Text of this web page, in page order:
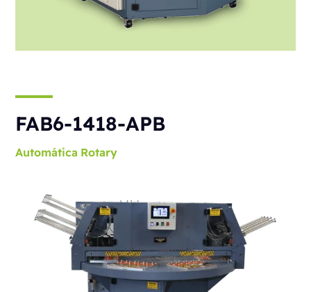
FAB6-1418-APB
Automática Rotary